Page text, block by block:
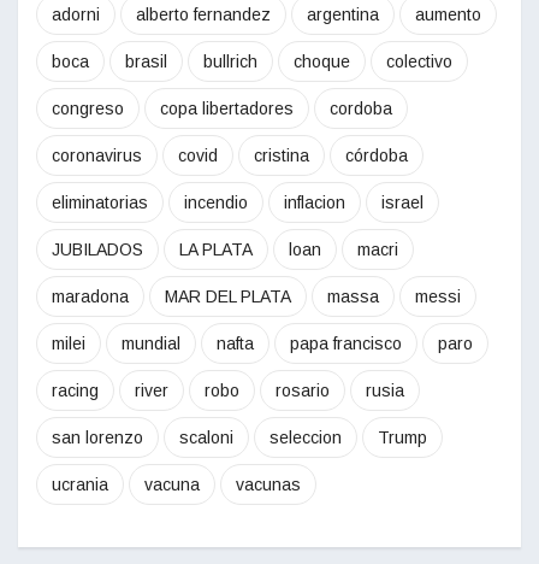
adorni alberto fernandez argentina aumento
boca brasil bullrich choque colectivo
congreso copa libertadores cordoba
coronavirus covid cristina córdoba
eliminatorias incendio inflacion israel
JUBILADOS LA PLATA loan macri
maradona MAR DEL PLATA massa messi
milei mundial nafta papa francisco paro
racing river robo rosario rusia
san lorenzo scaloni seleccion Trump
ucrania vacuna vacunas